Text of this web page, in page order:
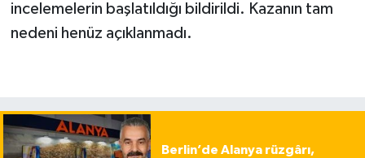
incelemelerin başlatıldığı bildirildi. Kazanın tam
nedeni henüz açıklanmadı.
Berlin’de Alanya rüzgârı,